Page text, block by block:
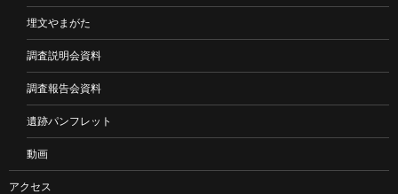
埋文やまがた
調査説明会資料
調査報告会資料
遺跡パンフレット
動画
アクセス